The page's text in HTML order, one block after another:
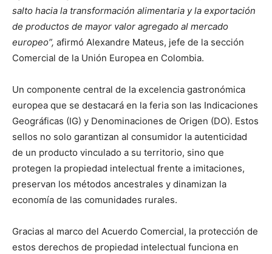
salto hacia la transformación alimentaria y la exportación
de productos de mayor valor agregado al mercado
europeo”, afirmó Alexandre Mateus, jefe de la sección
Comercial de la Unión Europea en Colombia.
Un componente central de la excelencia gastronómica
europea que se destacará en la feria son las Indicaciones
Geográficas (IG) y Denominaciones de Origen (DO). Estos
sellos no solo garantizan al consumidor la autenticidad
de un producto vinculado a su territorio, sino que
protegen la propiedad intelectual frente a imitaciones,
preservan los métodos ancestrales y dinamizan la
economía de las comunidades rurales.
Gracias al marco del Acuerdo Comercial, la protección de
estos derechos de propiedad intelectual funciona en